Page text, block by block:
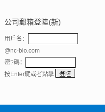
公司郵箱登陸(新)
用戶名：
@nc-bio.com
密?碼：
按Enter鍵或者點擊